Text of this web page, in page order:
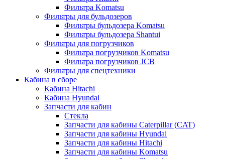
Фильтра Komatsu
Фильтры для бульдозеров
Фильтры бульдозера Komatsu
Фильтры бульдозера Shantui
Фильтры для погрузчиков
Фильтра погрузчиков Komatsu
Фильтра погрузчиков JCB
Фильтры для спецтехники
Кабина в сборе
Кабина Hitachi
Кабина Hyundai
Запчасти для кабин
Стекла
Запчасти для кабины Caterpillar (CAT)
Запчасти для кабины Hyundai
Запчасти для кабины Hitachi
Запчасти для кабины Komatsu